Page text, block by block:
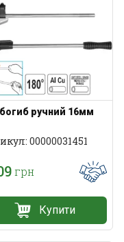
ручний 16мм
00000031451
грн
Купити